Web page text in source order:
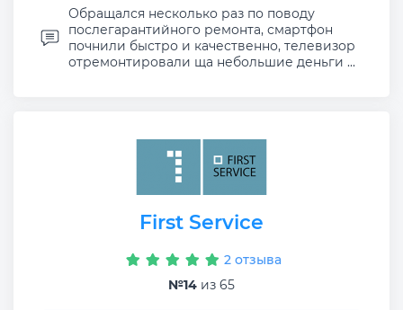
Обращался несколько раз по поводу
послегарантийного ремонта, смартфон
почнили быстро и качественно, телевизор
отремонтировали ща небольшие деньги ...
First Service
2 отзыва
№14 из 65